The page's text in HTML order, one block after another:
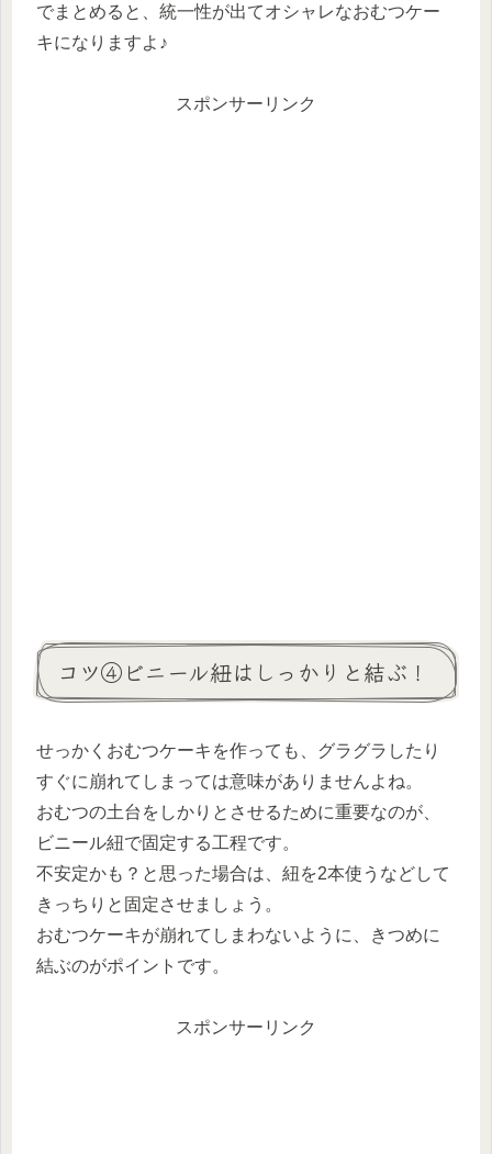
でまとめると、統一性が出てオシャレなおむつケー
キになりますよ♪
スポンサーリンク
コツ④ビニール紐はしっかりと結ぶ！
せっかくおむつケーキを作っても、グラグラしたり
すぐに崩れてしまっては意味がありませんよね。
おむつの土台をしかりとさせるために重要なのが、
ビニール紐で固定する工程です。
不安定かも？と思った場合は、紐を2本使うなどして
きっちりと固定させましょう。
おむつケーキが崩れてしまわないように、きつめに
結ぶのがポイントです。
スポンサーリンク